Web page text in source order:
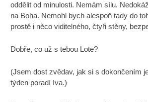
oddělit od minulosti. Nemám sílu.
na Boha. Nemohl bych alespoň tady do
prostě i něco viditelného, čtyři stěny,
Dobře, co už s tebou Lote?
(Jsem dost zvědav, jak si s dokončením
týden poradí Iva.)